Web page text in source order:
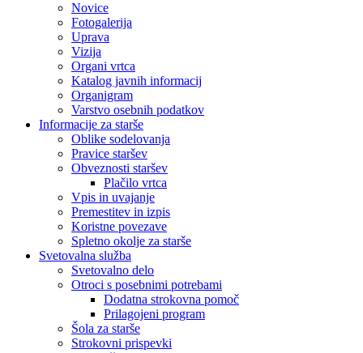
Novice
Fotogalerija
Uprava
Vizija
Organi vrtca
Katalog javnih informacij
Organigram
Varstvo osebnih podatkov
Informacije za starše
Oblike sodelovanja
Pravice staršev
Obveznosti staršev
Plačilo vrtca
Vpis in uvajanje
Premestitev in izpis
Koristne povezave
Spletno okolje za starše
Svetovalna služba
Svetovalno delo
Otroci s posebnimi potrebami
Dodatna strokovna pomoč
Prilagojeni program
Šola za starše
Strokovni prispevki